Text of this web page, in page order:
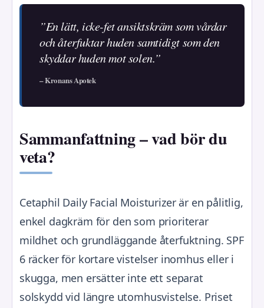
”En lätt, icke-fet ansiktskräm som vårdar
och återfuktar huden samtidigt som den
skyddar huden mot solen.”
– Kronans Apotek
Sammanfattning – vad bör du
veta?
Cetaphil Daily Facial Moisturizer är en pålitlig,
enkel dagkräm för den som prioriterar
mildhet och grundläggande återfuktning. SPF
6 räcker för kortare vistelser inomhus eller i
skugga, men ersätter inte ett separat
solskydd vid längre utomhusvistelse. Priset